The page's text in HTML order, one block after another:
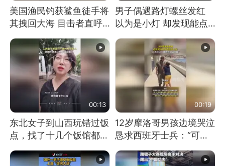
美国渔民钓获鲨鱼徒手将
其拽回大海 目击者直呼
消息）
男子偶遇路灯螺丝发红
以为是小灯 却发现能点
处理
00:13
东北女子到山西玩错过饭
点，找了十几个饭馆都没
00:19
12岁摩洛哥男孩边境哭泣
恳求西班牙士兵：“可不